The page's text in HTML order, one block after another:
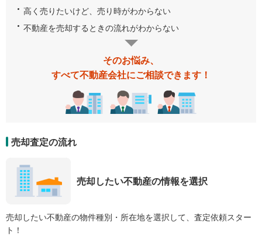
高く売りたいけど、売り時がわからない
不動産を売却するときの流れがわからない
そのお悩み、
すべて不動産会社にご相談できます！
売却査定の流れ
売却したい不動産の情報を選択
売却したい不動産の物件種別・所在地を選択して、査定依頼スター
ト！